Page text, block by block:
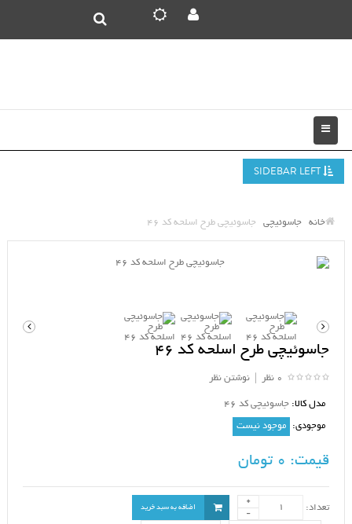
خانه جاسوئیچی جاسوئیچی طرح اسلحه کد 46
جاسوئیچی طرح اسلحه کد 46
0 نظر نوشتن نظر
مدل کالا: جاسوئیچی کد 46
موجودی: موجود نیست
قیمت:
تعداد: اضافه به سبد خرید